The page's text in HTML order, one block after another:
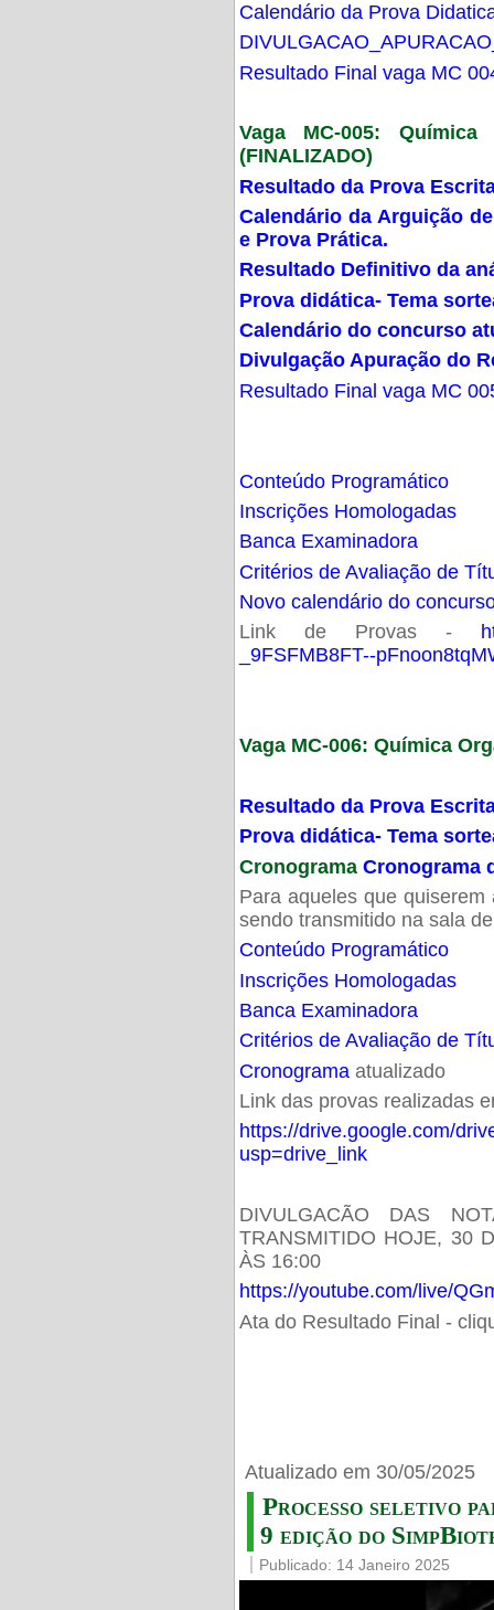
Calendário da Prova
Resultado Final vaga MC
Vaga MC-005:
(FINALIZADO)
Resultado da Prova
Calendário da Arguição
e Prova Prática.
Resultado Definitivo da
Prova didática- Tema
Calendário do concurso
Divulgação Apuração do
Resultado Final vaga MC
Conteúdo Programático
Inscrições Homologadas
Banca Examinadora
Critérios de Avaliação de
Novo calendário do
Link de Provas -
_9FSFMB8FT--
Vaga MC-006: Química
Resultado da Prova
Prova didática- Tema
Cronograma Cronograma
Para aqueles que
sendo transmitido na sala
Conteúdo Programático
Inscrições Homologadas
Banca Examinadora
Critérios de Avaliação de
Cronogramaatualizado
Link das provas realizadas
https://drive.google.com/
usp=drive_link
DIVULGACÃO DAS
TRANSMITIDO HOJE, 30
ÀS 16:00
https://youtube.com/live/
Ata do Resultado Final -
Atualizado em 30/05/2025
Processo seletivo
9 edição do
Publicado: 14 Janeiro 2025